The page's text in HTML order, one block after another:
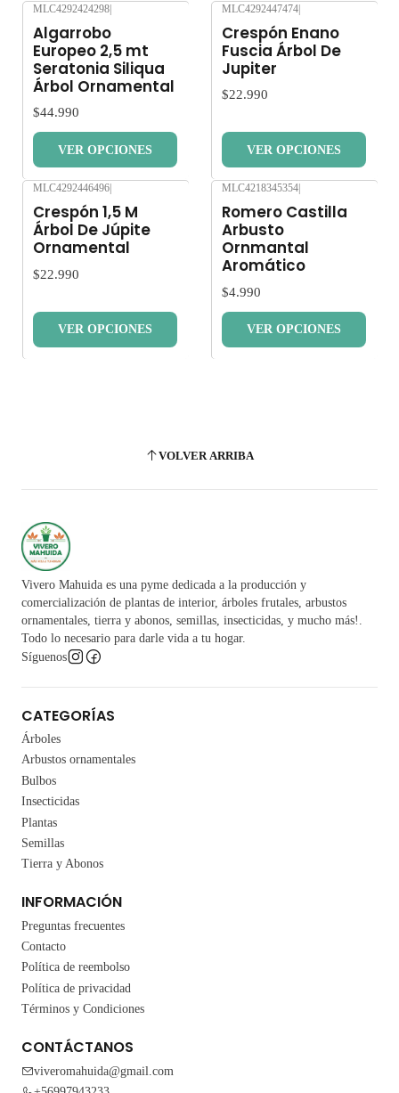
MLC4292424298
Algarrobo
Europeo 2,5 mt
Seratonia Siliqua
Árbol Ornamental
$44.990
VER OPCIONES
MLC4292447474
Crespón Enano
Fuscia Árbol De
Jupiter
$22.990
VER OPCIONES
MLC4292446496
Crespón 1,5 M
Árbol De Júpite
Ornamental
$22.990
VER OPCIONES
MLC4218345354
Romero Castilla
Arbusto
Ornmantal
Aromático
$4.990
VER OPCIONES
VOLVER ARRIBA
Vivero Mahuida es una pyme dedicada a la producción y
comercialización de plantas de interior, árboles frutales, arbustos
ornamentales, tierra y abonos, semillas, insecticidas, y mucho más!.
Todo lo necesario para darle vida a tu hogar.
Síguenos
CATEGORÍAS
Árboles
Arbustos ornamentales
Bulbos
Insecticidas
Plantas
Semillas
Tierra y Abonos
INFORMACIÓN
Preguntas frecuentes
Contacto
Política de reembolso
Política de privacidad
Términos y Condiciones
CONTÁCTANOS
viveromahuida@gmail.com